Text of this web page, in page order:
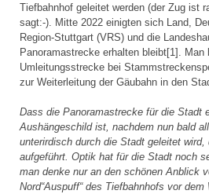
Tiefbahnhof geleitet werden (der Zug ist
sagt:-). Mitte 2022 einigten sich Land,
Region-Stuttgart (VRS) und die
Panoramastrecke erhalten bleibt[1]. Man
Umleitungsstrecke bei
zur Weiterleitung der Gäubahn in den
Dass die Panoramastrecke für die Stadt
Aushängeschild ist, nachdem nun bald
unterirdisch durch die Stadt geleitet wird,
aufgeführt. Optik hat für die Stadt noch
man denke nur an den schönen Anblick
Nord“Auspuff“ des Tiefbahnhofs vor dem